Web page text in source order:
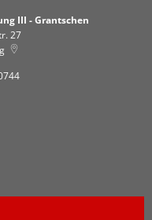
- Grantschen
27